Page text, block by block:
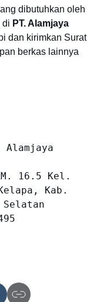
dibutuhkan oleh
di PT. Alamjaya
dan kirimkan Surat
berkas lainnya
Alamjaya
16.5 Kel.
Kab.
Selatan